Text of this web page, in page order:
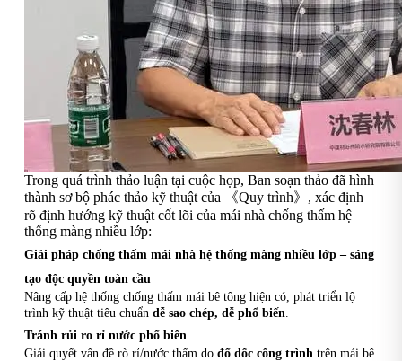
Trong quá trình thảo luận tại cuộc họp, Ban soạn thảo đã hình
thành sơ bộ phác thảo kỹ thuật của 《Quy trình》, xác định
rõ định hướng kỹ thuật cốt lõi của mái nhà chống thấm hệ
thống màng nhiều lớp:
Giải pháp chống thấm mái nhà hệ thống màng nhiều lớp – sáng
tạo độc quyền toàn cầu
Nâng cấp hệ thống chống thấm mái bê tông hiện có, phát triển lộ
trình kỹ thuật tiêu chuẩn dễ sao chép, dễ phổ biến
Tránh rủi ro rỉ nước phổ biến
Giải quyết vấn đề rò rỉ/nước thấm do đổ dốc công trình trên mái bê